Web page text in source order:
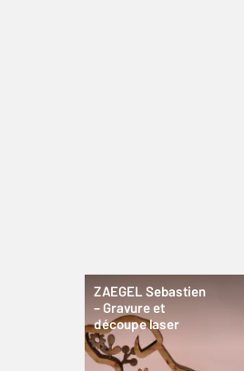
ZAEGEL Sebastien
– Gravure et
découpe laser